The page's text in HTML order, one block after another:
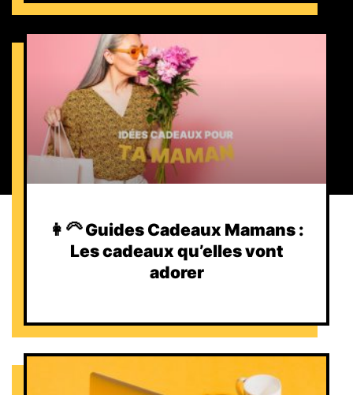
👩‍🦳 Guides Cadeaux Mamans :
Les cadeaux qu’elles vont
adorer